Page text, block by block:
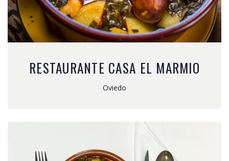
RESTAURANTE CASA EL MARMIO
Oviedo